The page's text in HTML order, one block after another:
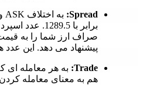
Spread:
برابر با 1289.5. عدد اسپرد برابر با 0.5 دلار می باشد.
صراف ارز شما را به
پیشنهاد می دهد. این
Trade:
هم به معنای معامله